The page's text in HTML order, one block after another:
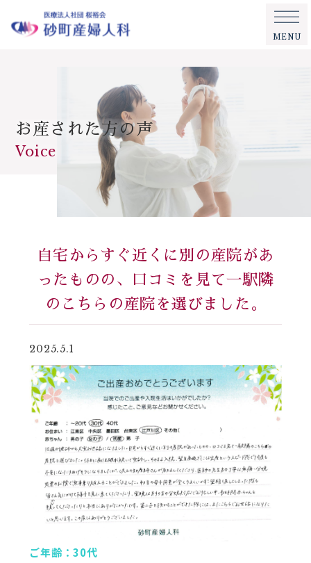
MENU
お産された方の声
Voice
自宅からすぐ近くに別の産院があ
ったものの、口コミを見て一駅隣
のこちらの産院を選びました。
2025.5.1
ご年齢：30代